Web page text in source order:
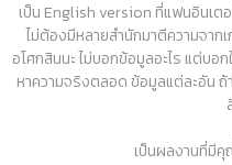
เป็น English version ที่แฟนอินเตอ
ไม่ต้องมีหลายสำนักมาตีความจาก
อโศกสินนะ ไม่บอกข้อมูลอะไร แต่บอ
หาความจริงตลอด ข้อมูลแต่ละอัน
เป็นผลงานที่มีคุ